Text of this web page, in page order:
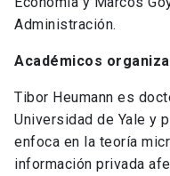
Administración.
Académicos
Tibor Heumann es
Universidad de Yale y
enfoca en la teoría
información privada